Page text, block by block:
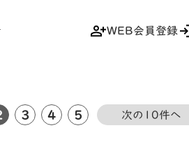
WEB会員登録
3 4 5 次の10件へ